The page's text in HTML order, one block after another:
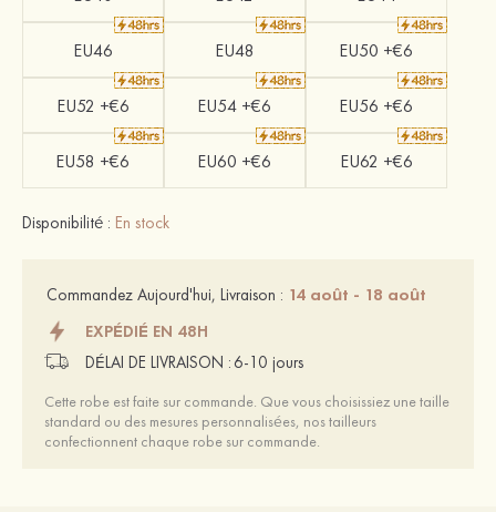
EU46 EU48 EU50 +€6
EU52 +€6 EU54 +€6 EU56 +€6
EU58 +€6 EU60 +€6 EU62 +€6
Disponibilité : En stock
Commandez Aujourd'hui, Livraison : 14 août - 18 août
EXPÉDIÉ EN 48H
DÉLAI DE LIVRAISON : 6-10 jours
Cette robe est faite sur commande. Que vous choisissiez une taille
standard ou des mesures personnalisées, nos tailleurs
confectionnent chaque robe sur commande.